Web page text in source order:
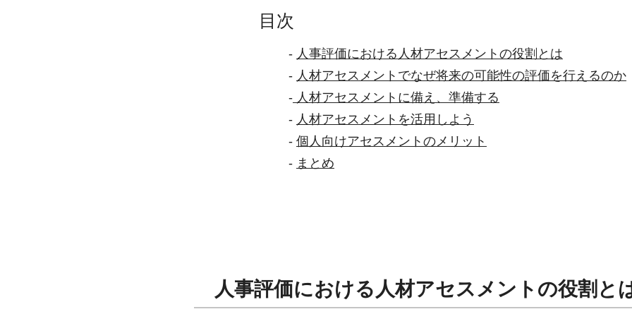
目次
- 人事評価における人材アセスメントの役割とは
- 人材アセスメントでなぜ将来の可能性の評価を行えるのか
- 人材アセスメントに備え、準備する
- 人材アセスメントを活用しよう
- 個人向けアセスメントのメリット
- まとめ
人事評価における人材アセスメントの役割と